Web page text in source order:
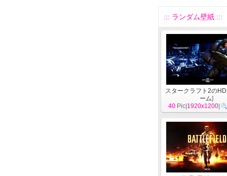
::: ランダム壁紙 :::
スタークラフト2の
ーム]
40 Pic| 1920x1200